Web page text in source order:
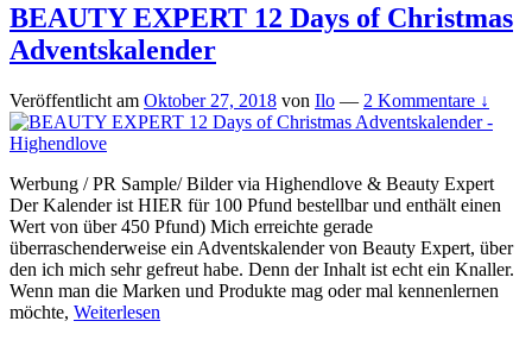
BEAUTY EXPERT 12 Days of Christmas
Adventskalender
Veröffentlicht am Oktober 27, 2018 von Ilo — 2 Kommentare ↓
Werbung / PR Sample/ Bilder via Highendlove & Beauty Expert
Der Kalender ist HIER für 100 Pfund bestellbar und enthält einen
Wert von über 450 Pfund) Mich erreichte gerade
überraschenderweise ein Adventskalender von Beauty Expert, über
den ich mich sehr gefreut habe. Denn der Inhalt ist echt ein Knaller.
Wenn man die Marken und Produkte mag oder mal kennenlernen
möchte, Weiterlesen